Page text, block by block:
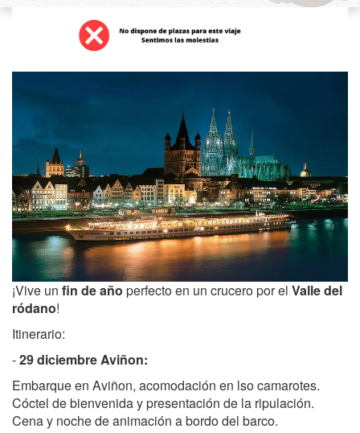
¡Vive un fin de año perfecto en un crucero por el Valle del
ródano!
Itinerario:
-29 diciembre Aviñon:
Embarque en Aviñon, acomodación en lso camarotes.
Cóctel de bienvenida y presentación de la ripulación.
Cena y noche de animación a bordo del barco.